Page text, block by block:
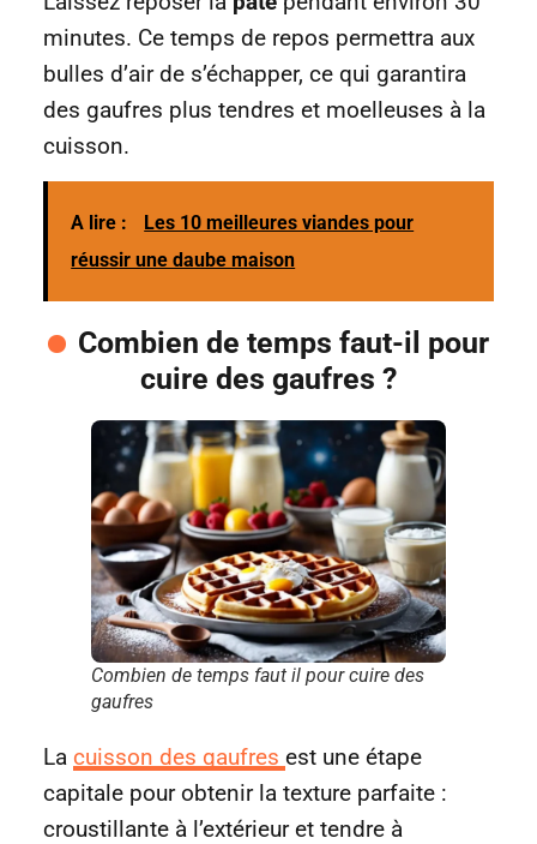
minutes. Ce temps de repos permettra aux
bulles d’air de s’échapper, ce qui garantira
des gaufres plus tendres et moelleuses à la
cuisson.
A lire :
Les 10 meilleures viandes pour
réussir une daube maison
Combien de temps faut-il pour
cuire des gaufres ?
Combien de temps faut il pour cuire des
gaufres
La cuisson des gaufres est une étape
capitale pour obtenir la texture parfaite :
croustillante à l’extérieur et tendre à